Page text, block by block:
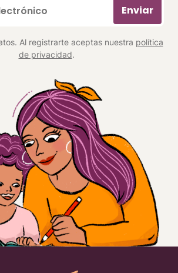
Enviar
Al registrarte aceptas nuestra política
de privacidad.